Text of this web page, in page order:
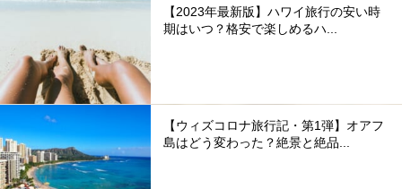
【2023年最新版】ハワイ旅行の安い時
期はいつ？格安で楽しめるハ...
【ウィズコロナ旅行記・第1弾】オアフ
島はどう変わった？絶景と絶品...